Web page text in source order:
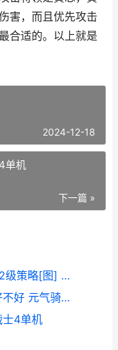
害，而且优先攻击
合适的。以上就是
2024-12-18
单机
下一篇 »
《天天炫斗》平民玩家新区一天32级策略[图] 《天天炫斗》平台在哪
元气骑士前传风暴刺客技能强度好不好 元气骑士前传风暴术士加点
士4单机